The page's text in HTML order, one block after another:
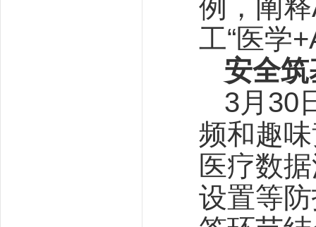
例，阐
工“医学
安全
3月30
频和趣
医疗数
设置等